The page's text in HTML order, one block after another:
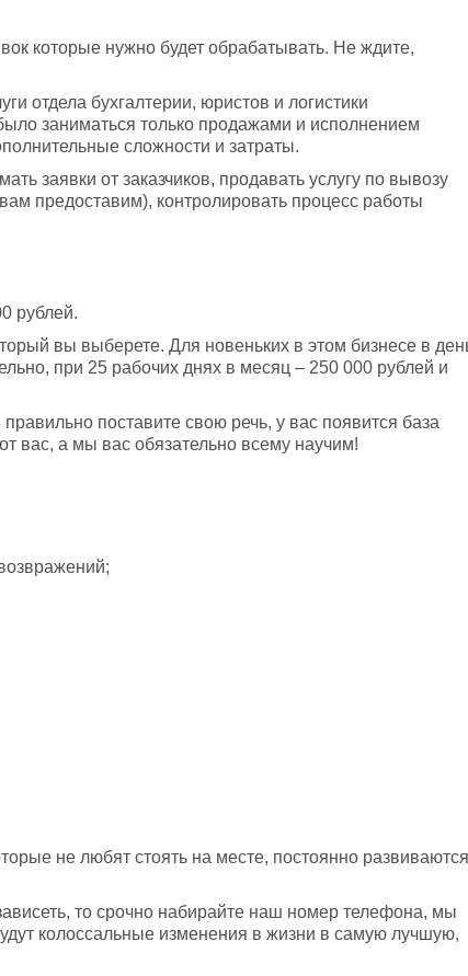
которые нужно будет обрабатывать. Не ждите,
отдела бухгалтерии, юристов и логистики
заниматься только продажами и исполнением
сложности и затраты.
заявки от заказчиков, продавать услугу по вывозу
предоставим), контролировать процесс работы
рублей.
вы выберете. Для новеньких в этом бизнесе в
при 25 рабочих днях в месяц – 250 000 рублей и
поставите свою речь, у вас появится база
вас, а мы вас обязательно всему научим!
не любят стоять на месте, постоянно развиваются
то срочно набирайте наш номер телефона, мы
колоссальные изменения в жизни в самую лучшую,